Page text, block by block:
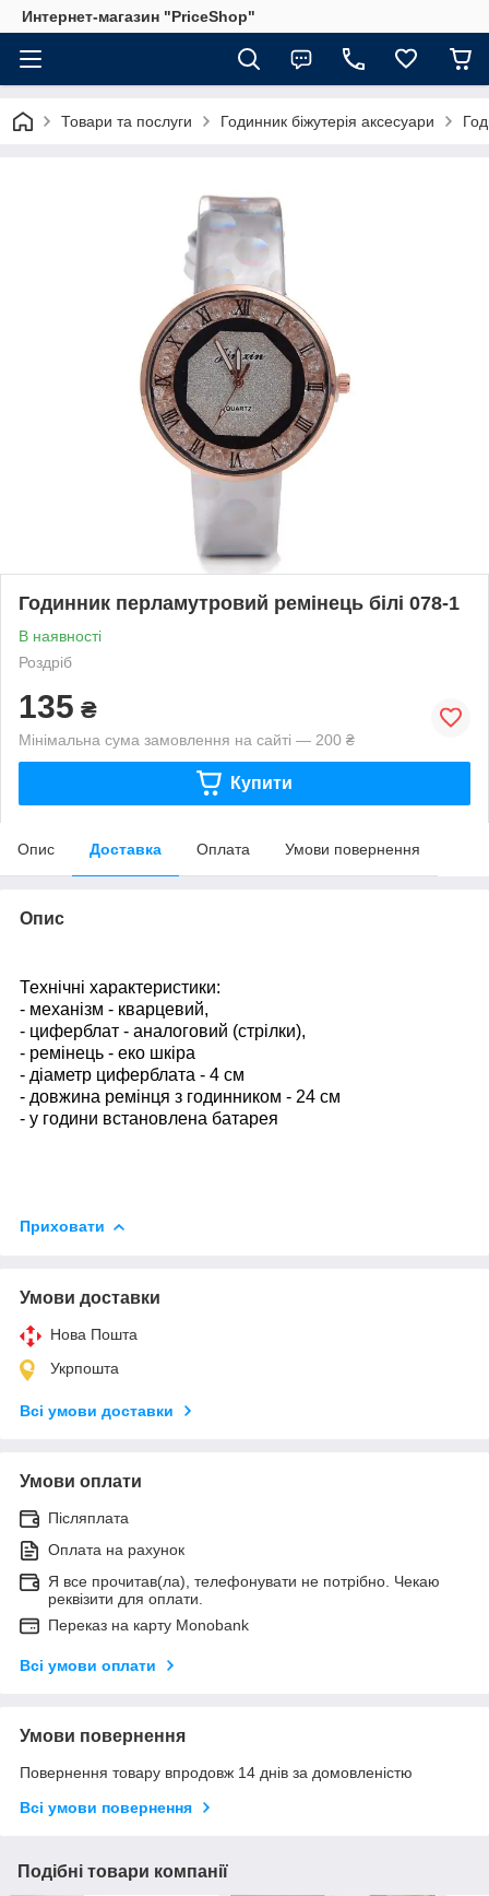
Интернет-магазин "PriceShop"
Товари та послуги Годинник біжутерія аксесуари
Годинник перламутровий ремінець білі 078-1
В наявності
Роздріб
135 ₴
Мінімальна сума замовлення на сайті — 200 ₴
Купити
Опис Доставка Оплата Умови повернення
Опис
Технічні характеристики:
- механізм - кварцевий,
- циферблат - аналоговий (стрілки),
- ремінець - еко шкіра
- діаметр циферблата - 4 см
- довжина ремінця з годинником - 24 см
- у години встановлена батарея
Приховати
Умови доставки
Нова Пошта
Укрпошта
Всі умови доставки
Умови оплати
Післяплата
Оплата на рахунок
Я все прочитав(ла), телефонувати не потрібно. Чекаю
реквізити для оплати.
Переказ на карту Monobank
Всі умови оплати
Умови повернення
Повернення товару впродовж 14 днів за домовленістю
Всі умови повернення
Подібні товари компанії